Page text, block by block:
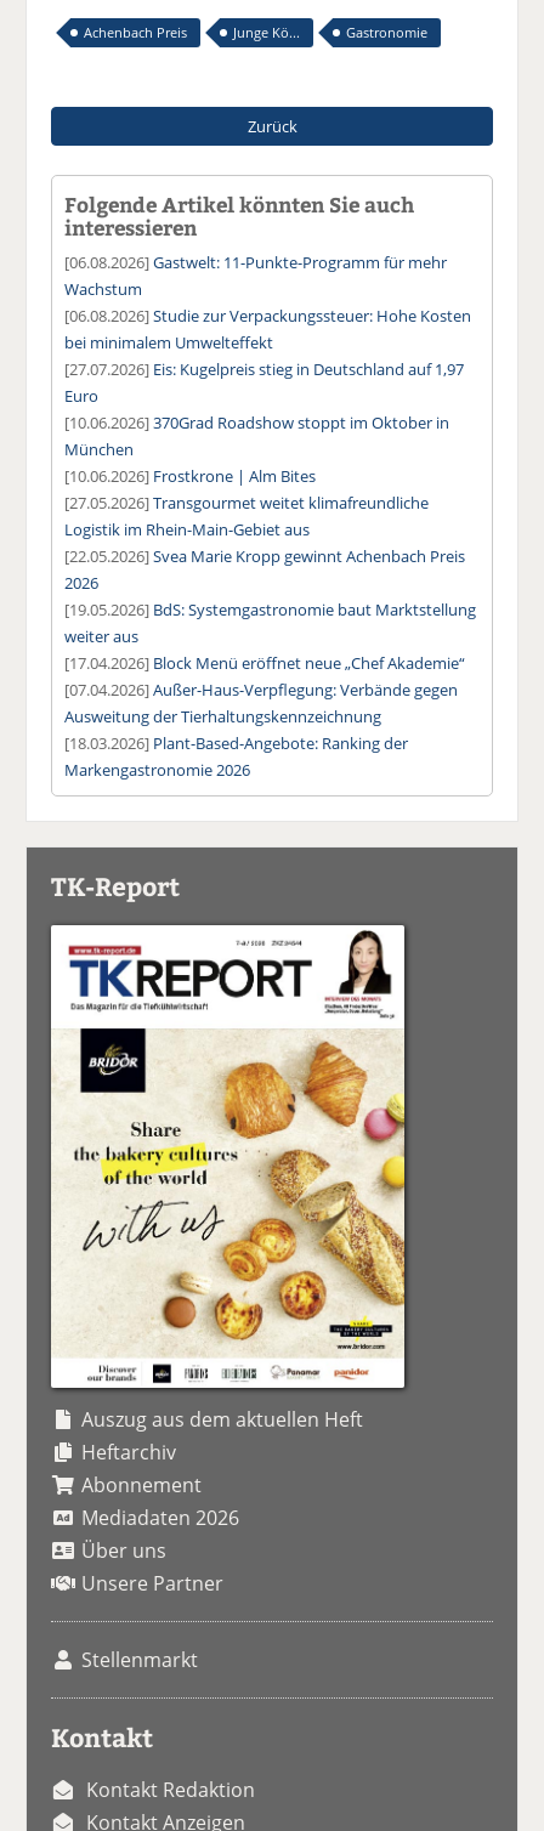
Achenbach Preis Junge Kö... Gastronomie
Zurück
Folgende Artikel könnten Sie auch
interessieren
[06.08.2026]Gastwelt: 11-Punkte-Programm für mehr
Wachstum
[06.08.2026]Studie zur Verpackungssteuer: Hohe Kosten
bei minimalem Umwelteffekt
[27.07.2026] Eis: Kugelpreis stieg in Deutschland auf 1,97
Euro
[10.06.2026]370Grad Roadshow stoppt im Oktober in
München
[10.06.2026] Frostkrone | Alm Bites
[27.05.2026]Transgourmet weitet klimafreundliche
Logistik im Rhein-Main-Gebiet aus
[22.05.2026]Svea Marie Kropp gewinnt Achenbach Preis
2026
[19.05.2026] BdS: Systemgastronomie baut Marktstellung
weiter aus
[17.04.2026] Block Menü eröffnet neue „Chef Akademie“
[07.04.2026]Außer-Haus-Verpflegung: Verbände gegen
Ausweitung der Tierhaltungskennzeichnung
[18.03.2026] Plant-Based-Angebote: Ranking der
Markengastronomie 2026
TK-Report
Auszug aus dem aktuellen Heft
Heftarchiv
Abonnement
Mediadaten 2026
Über uns
Unsere Partner
Stellenmarkt
Kontakt
Kontakt Redaktion
Kontakt Anzeigen